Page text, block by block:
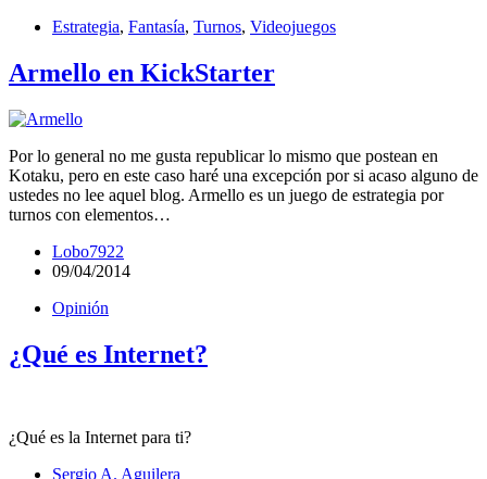
Estrategia, Fantasía, Turnos, Videojuegos
Armello en KickStarter
Por lo general no me gusta republicar lo mismo que postean en
Kotaku, pero en este caso haré una excepción por si acaso alguno de
ustedes no lee aquel blog. Armello es un juego de estrategia por
turnos con elementos…
Lobo7922
09/04/2014
Opinión
¿Qué es Internet?
¿Qué es la Internet para ti?
Sergio A. Aguilera